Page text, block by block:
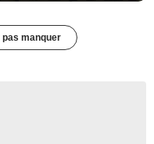
manquer